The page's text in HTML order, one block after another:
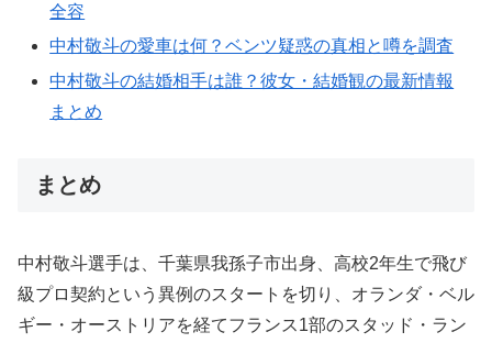
全容
中村敬斗の愛車は何？ベンツ疑惑の真相と噂を調査
中村敬斗の結婚相手は誰？彼女・結婚観の最新情報
まとめ
まとめ
中村敬斗選手は、千葉県我孫子市出身、高校2年生で飛び
級プロ契約という異例のスタートを切り、オランダ・ベル
ギー・オーストリアを経てフランス1部のスタッド・ラン